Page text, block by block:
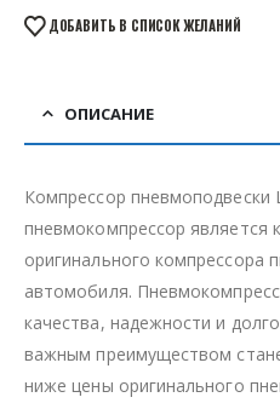
ДОБАВИТЬ В СПИСОК ЖЕЛАНИЙ
ОПИСАНИЕ
Компрессор пневмоподвески
пневмокомпрессор является
оригинального компрессора
автомобиля.
качества, надежности и
важным преимуществом
ниже цены оригинального